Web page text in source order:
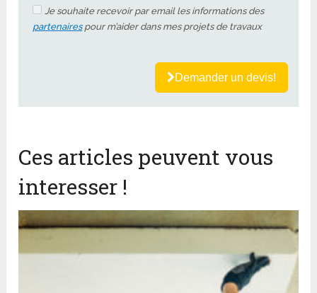
Je souhaite recevoir par email les informations des
partenairespour m’aider dans mes projets de travaux
Demander un devis!
Ces articles peuvent vous
interesser !